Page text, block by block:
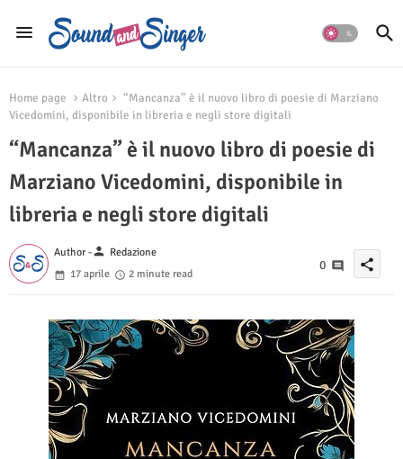
Home page Altro
“Mancanza” è il nuovo libro di poesie di Marziano
Vicedomini, disponibile in libreria e negli store digitali
“Mancanza” è il nuovo libro di poesie di
Marziano Vicedomini, disponibile in
libreria e negli store digitali
Author -person Redazione
17 aprile
2 minute read
0 share